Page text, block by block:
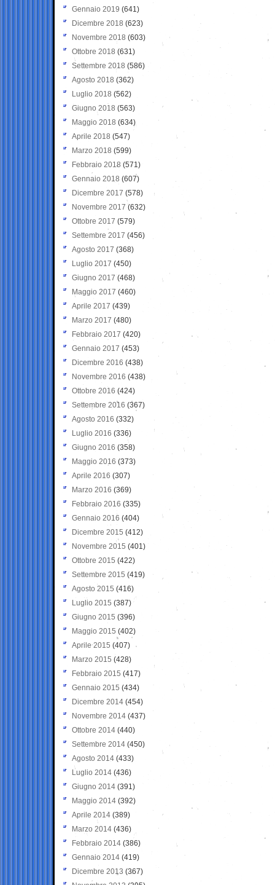
Gennaio 2019 (641)
Dicembre 2018 (623)
Novembre 2018 (603)
Ottobre 2018 (631)
Settembre 2018 (586)
Agosto 2018 (362)
Luglio 2018 (562)
Giugno 2018 (563)
Maggio 2018 (634)
Aprile 2018 (547)
Marzo 2018 (599)
Febbraio 2018 (571)
Gennaio 2018 (607)
Dicembre 2017 (578)
Novembre 2017 (632)
Ottobre 2017 (579)
Settembre 2017 (456)
Agosto 2017 (368)
Luglio 2017 (450)
Giugno 2017 (468)
Maggio 2017 (460)
Aprile 2017 (439)
Marzo 2017 (480)
Febbraio 2017 (420)
Gennaio 2017 (453)
Dicembre 2016 (438)
Novembre 2016 (438)
Ottobre 2016 (424)
Settembre 2016 (367)
Agosto 2016 (332)
Luglio 2016 (336)
Giugno 2016 (358)
Maggio 2016 (373)
Aprile 2016 (307)
Marzo 2016 (369)
Febbraio 2016 (335)
Gennaio 2016 (404)
Dicembre 2015 (412)
Novembre 2015 (401)
Ottobre 2015 (422)
Settembre 2015 (419)
Agosto 2015 (416)
Luglio 2015 (387)
Giugno 2015 (396)
Maggio 2015 (402)
Aprile 2015 (407)
Marzo 2015 (428)
Febbraio 2015 (417)
Gennaio 2015 (434)
Dicembre 2014 (454)
Novembre 2014 (437)
Ottobre 2014 (440)
Settembre 2014 (450)
Agosto 2014 (433)
Luglio 2014 (436)
Giugno 2014 (391)
Maggio 2014 (392)
Aprile 2014 (389)
Marzo 2014 (436)
Febbraio 2014 (386)
Gennaio 2014 (419)
Dicembre 2013 (367)